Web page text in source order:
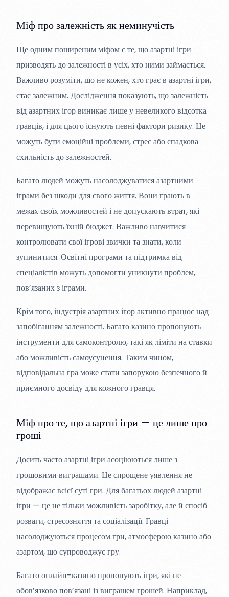
Міф про залежність як неминучість
Ще одним поширеним міфом є те, що азартні ігри
призводять до залежності в усіх, хто ними займається.
Важливо розуміти, що не кожен, хто грає в азартні ігри,
стає залежним. Дослідження показують, що залежність
від азартних ігор виникає лише у невеликого відсотка
гравців, і для цього існують певні фактори ризику. Це
можуть бути емоційні проблеми, стрес або спадкова
схильність до залежностей.
Багато людей можуть насолоджуватися азартними
іграми без шкоди для свого життя. Вони грають в
межах своїх можливостей і не допускають втрат, які
перевищують їхній бюджет. Важливо навчитися
контролювати свої ігрові звички та знати, коли
зупинитися. Освітні програми та підтримка від
спеціалістів можуть допомогти уникнути проблем,
пов’язаних з іграми.
Крім того, індустрія азартних ігор активно працює над
запобіганням залежності. Багато казино пропонують
інструменти для самоконтролю, такі як ліміти на ставки
або можливість самоусунення. Таким чином,
відповідальна гра може стати запорукою безпечного й
приємного досвіду для кожного гравця.
Міф про те, що азартні ігри — це лише про
гроші
Досить часто азартні ігри асоціюються лише з
грошовими виграшами. Це спрощене уявлення не
відображає всієї суті гри. Для багатьох людей азартні
ігри — це не тільки можливість заробітку, але й спосіб
розваги, стресозняття та соціалізації. Гравці
насолоджуються процесом гри, атмосферою казино або
азартом, що супроводжує гру.
Багато онлайн-казино пропонують ігри, які не
обов’язково пов’язані із виграшем грошей. Наприклад,